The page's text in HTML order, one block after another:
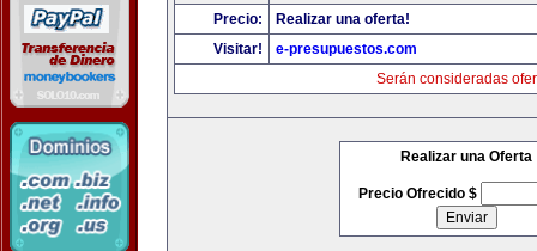
Precio:
Realizar una oferta!
Visitar!
e-presupuestos.com
Serán consideradas
Realizar una Oferta
Precio Ofrecido $